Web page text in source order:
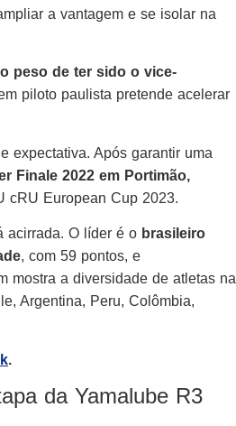
a vantagem e se isolar na
peso de ter sido o vice-
piloto paulista pretende acelerar
expectativa. Após garantir uma
Finale 2022 em Portimão,
cRU European Cup 2023.
acirrada. O líder é o brasileiro
, com 59 pontos, e
mostra a diversidade de atletas na
Argentina, Peru, Colômbia,
.
da Yamalube R3